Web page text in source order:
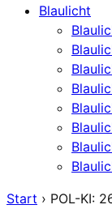
Blaulicht
Start › POL-KI: